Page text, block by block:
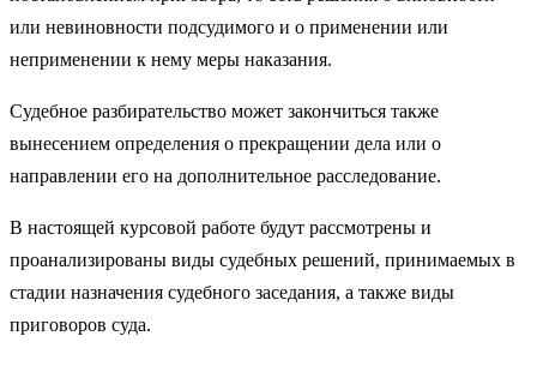
или невиновности подсудимого и о применении или
неприменении к нему меры наказания.
Судебное разбирательство может закончиться также
вынесением определения о прекращении дела или о
направлении его на дополнительное расследование.
В настоящей курсовой работе будут рассмотрены и
проанализированы виды судебных решений, принимаемых в
стадии назначения судебного заседания, а также виды
приговоров суда.